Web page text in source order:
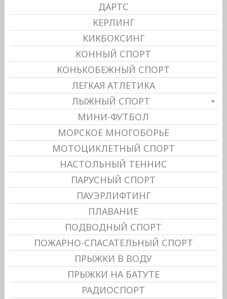
ДАРТС
КЕРЛИНГ
КИКБОКСИНГ
КОННЫЙ СПОРТ
КОНЬКОБЕЖНЫЙ СПОРТ
ЛЕГКАЯ АТЛЕТИКА
ЛЫЖНЫЙ СПОРТ
МИНИ-ФУТБОЛ
МОРСКОЕ МНОГОБОРЬЕ
МОТОЦИКЛЕТНЫЙ СПОРТ
НАСТОЛЬНЫЙ ТЕННИС
ПАРУСНЫЙ СПОРТ
ПАУЭРЛИФТИНГ
ПЛАВАНИЕ
ПОДВОДНЫЙ СПОРТ
ПОЖАРНО-СПАСАТЕЛЬНЫЙ СПОРТ
ПРЫЖКИ В ВОДУ
ПРЫЖКИ НА БАТУТЕ
РАДИОСПОРТ